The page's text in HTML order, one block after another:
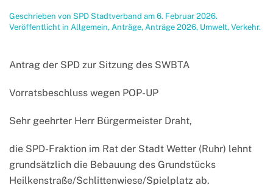
Geschrieben von SPD Stadtverband am 6. Februar 2026.
Veröffentlicht in Allgemein, Anträge, Anträge 2026, Umwelt, Verkehr.
Antrag der SPD zur Sitzung des SWBTA
Vorratsbeschluss wegen POP-UP
Sehr geehrter Herr Bürgermeister Draht,
die SPD-Fraktion im Rat der Stadt Wetter (Ruhr) lehnt
grundsätzlich die Bebauung des Grundstücks
Heilkenstraße/Schlittenwiese/Spielplatz ab.